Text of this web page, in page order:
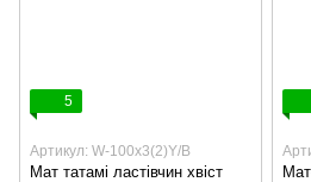
5
Артикул: W-100х3(2)Y/B
Мат татамі ластівчин хвіст